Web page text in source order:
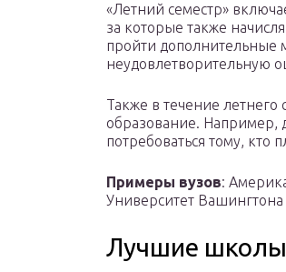
«Летний семестр»
за которые также
пройти дополнительные
неудовлетворительную
Также в течение
образование. Например,
потребоваться тому,
Примеры вузов:
Университет
Лучшие школы